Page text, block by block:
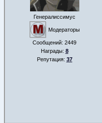
Генералиссимус
Модераторы
Сообщений: 2449
Награды: 8
Репутация: 37